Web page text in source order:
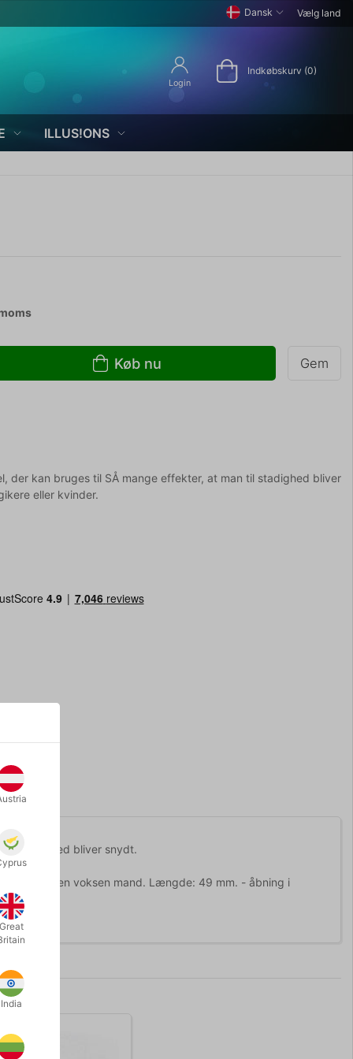
Dansk Vælg land
Login
Indkøbskurv (0)
ILLUS!ONS
Køb nu Gem
der kan bruges til SÅ mange effekter, at man til stadighed bliver
eller kvinder.
til stadighed bliver snydt.
til en voksen mand. Længde: 49 mm. - åbning i
Great
India